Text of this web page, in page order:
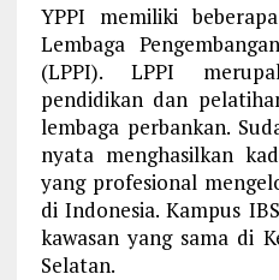
YPPI memiliki
Lembaga
(LPPI). LPPI
pendidikan dan
lembaga perbankan.
nyata menghasilkan
yang profesional
di Indonesia. Kampus
kawasan yang sama di
Selatan.